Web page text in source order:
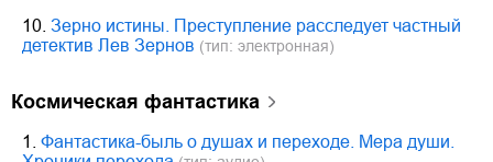
10. Зерно истины. Преступление расследует частный
детектив Лев Зернов (тип: электронная)
космическая фантастика
1. Фантастика-быль о душах и переходе. Мера души.